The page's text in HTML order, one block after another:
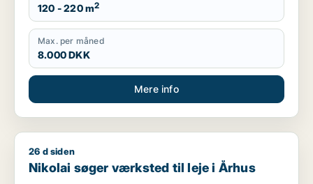
120 - 220 m2
Max. per måned
8.000 DKK
Mere info
Nikolai søger værksted til leje i Århus
26 d siden
Nikolai søger værksted til leje i Århus